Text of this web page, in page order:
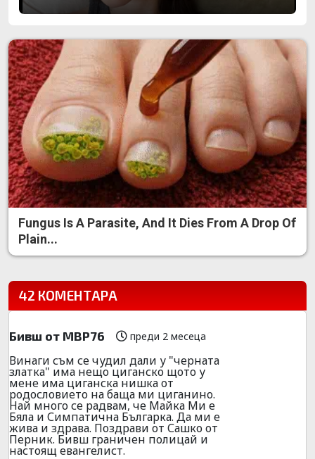
Fungus Is A Parasite, And It Dies From A Drop Of
Plain...
42 КОМЕНТАРА
Бивш от МВР76 преди 2 месеца
Винаги съм се чудил дали у "черната
златка" има нещо циганско щото у
мене има циганска нишка от
родословието на баща ми циганино.
Най много се радвам, че Майка Ми е
Бяла и Симпатична Българка. Да ми е
жива и здрава. Поздрави от Сашко от
Перник. Бивш граничен полицай и
настоящ евангелист.